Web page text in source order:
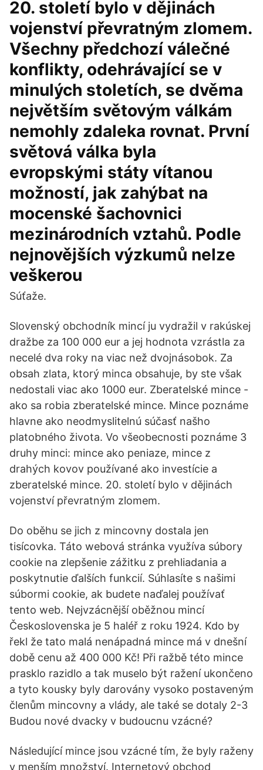
20. století bylo v dějinách
vojenství převratným zlomem.
Všechny předchozí válečné
konflikty, odehrávající se v
minulých stoletích, se dvěma
největším světovým válkám
nemohly zdaleka rovnat. První
světová válka byla
evropskými státy vítanou
možností, jak zahýbat na
mocenské šachovnici
mezinárodních vztahů. Podle
nejnovějších výzkumů nelze
veškerou
Súťaže.
Slovenský obchodník mincí ju vydražil v rakúskej
dražbe za 100 000 eur a jej hodnota vzrástla za
necelé dva roky na viac než dvojnásobok. Za
obsah zlata, ktorý minca obsahuje, by ste však
nedostali viac ako 1000 eur. Zberatelské mince -
ako sa robia zberatelské mince. Mince poznáme
hlavne ako neodmyslitelnú súčasť našho
platobného života. Vo všeobecnosti poznáme 3
druhy minci: mince ako peniaze, mince z
drahých kovov používané ako investície a
zberatelské mince. 20. století bylo v dějinách
vojenství převratným zlomem.
Do oběhu se jich z mincovny dostala jen
tisícovka. Táto webová stránka využíva súbory
cookie na zlepšenie zážitku z prehliadania a
poskytnutie ďalších funkcií. Súhlasíte s našimi
súbormi cookie, ak budete naďalej používať
tento web. Nejvzácnější oběžnou mincí
Československa je 5 haléř z roku 1924. Kdo by
řekl že tato malá nenápadná mince má v dnešní
době cenu až 400 000 Kč! Při ražbě této mince
prasklo razidlo a tak muselo být ražení ukončeno
a tyto kousky byly darovány vysoko postaveným
členům mincovny a vlády, ale také se dotaly 2-3
Budou nové dvacky v budoucnu vzácné?
Následující mince jsou vzácné tím, že byly raženy
v menším množství. Internetový obchod